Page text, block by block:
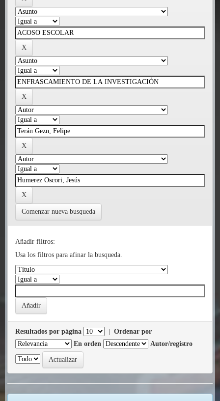
Comenzar nueva busqueda
Añadir filtros:
Usa los filtros para afinar la busqueda.
Resultados por página
Ordenar por
En orden
Autor/registro